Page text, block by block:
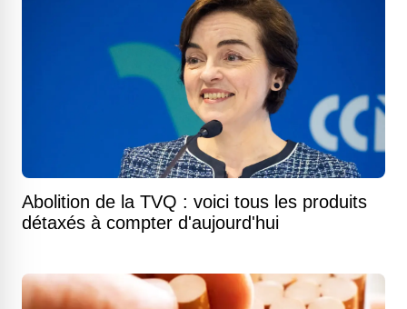
Abolition de la TVQ : voici tous les produits
détaxés à compter d'aujourd'hui